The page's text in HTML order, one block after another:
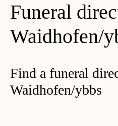
Funeral
Waidhofen/
Find a funeral
Waidhofen/ybbs